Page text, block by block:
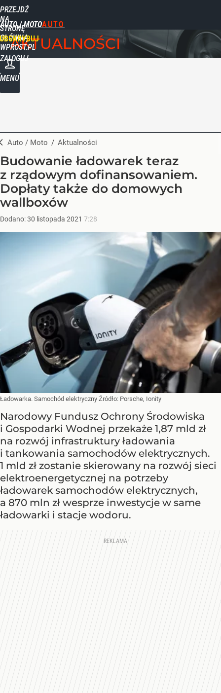
PRZEJDŹ
NA
STRONĘ
GŁÓWNĄ
WPROST.PL
AUTO / MOTO
ZALOGUJ
MENU
AKTUALNOŚCI
Auto / Moto / Aktualności
Budowanie ładowarek teraz
z rządowym dofinansowaniem.
Dopłaty także do domowych
wallboxów
Dodano:30 listopada 2021 7:28
Ładowarka. Samochód elektryczny Źródło: Porsche, Ionity
Narodowy Fundusz Ochrony Środowiska
i Gospodarki Wodnej przekaże 1,87 mld zł
na rozwój infrastruktury ładowania
i tankowania samochodów elektrycznych.
1 mld zł zostanie skierowany na rozwój sieci
elektroenergetycznej na potrzeby
ładowarek samochodów elektrycznych,
a 870 mln zł wesprze inwestycje w same
ładowarki i stacje wodoru.